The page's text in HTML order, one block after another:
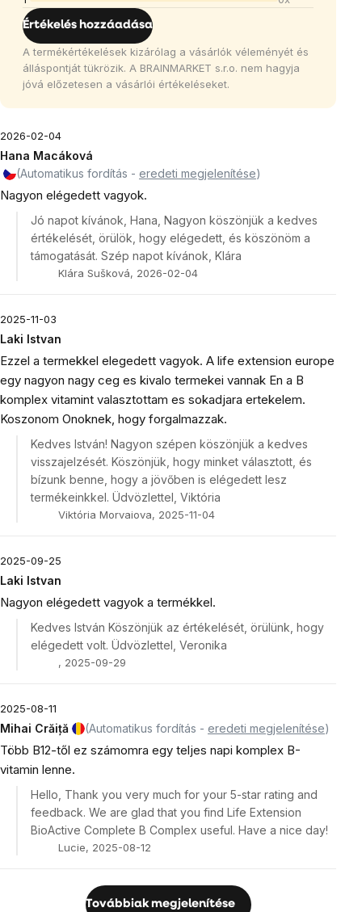
Értékelés hozzáadása
A termékértékelések kizárólag a vásárlók véleményét és
álláspontját tükrözik. A BRAINMARKET s.r.o. nem hagyja
jóvá előzetesen a vásárlói értékeléseket.
2026-02-04
Hana Macáková
(Automatikus fordítás - eredeti megjelenítése)
Nagyon elégedett vagyok.
Jó napot kívánok, Hana, Nagyon köszönjük a kedves
értékelését, örülök, hogy elégedett, és köszönöm a
támogatását. Szép napot kívánok, Klára
Klára Sušková, 2026-02-04
2025-11-03
Laki Istvan
Ezzel a termekkel elegedett vagyok. A life extension europe
egy nagyon nagy ceg es kivalo termekei vannak En a B
komplex vitamint valasztottam es sokadjara ertekelem.
Koszonom Onoknek, hogy forgalmazzak.
Kedves István! Nagyon szépen köszönjük a kedves
visszajelzését. Köszönjük, hogy minket választott, és
bízunk benne, hogy a jövőben is elégedett lesz
termékeinkkel. Üdvözlettel, Viktória
Viktória Morvaiova, 2025-11-04
2025-09-25
Laki Istvan
Nagyon elégedett vagyok a termékkel.
Kedves István Köszönjük az értékelését, örülünk, hogy
elégedett volt. Üdvözlettel, Veronika
, 2025-09-29
2025-08-11
Mihai Crăiță (Automatikus fordítás - eredeti megjelenítése)
Több B12-től ez számomra egy teljes napi komplex B-
vitamin lenne.
Hello, Thank you very much for your 5-star rating and
feedback. We are glad that you find Life Extension
BioActive Complete B Complex useful. Have a nice day!
Lucie, 2025-08-12
Továbbiak megjelenítése